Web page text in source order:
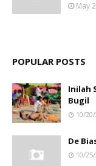
May
POPULAR POSTS
Inilah
Bugil
10/
De
10/